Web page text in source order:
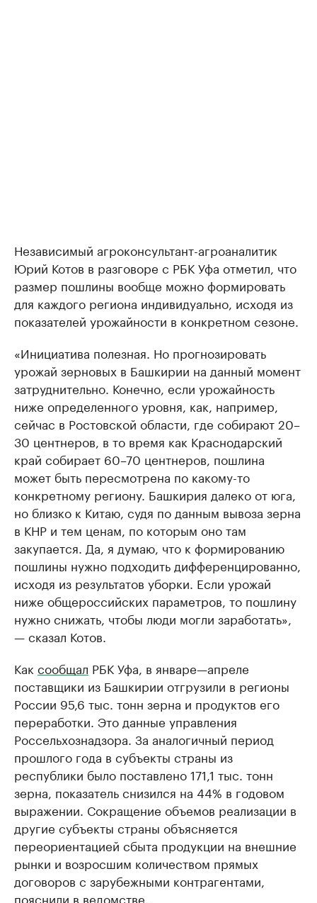
Независимый агроконсультант-агроаналитик
Юрий Котов в разговоре с РБК Уфа отметил, что
размер пошлины вообще можно формировать
для каждого региона индивидуально, исходя из
показателей урожайности в конкретном сезоне.
«Инициатива полезная. Но прогнозировать
урожай зерновых в Башкирии на данный момент
затруднительно. Конечно, если урожайность
ниже определенного уровня, как, например,
сейчас в Ростовской области, где собирают 20–
30 центнеров, в то время как Краснодарский
край собирает 60–70 центнеров, пошлина
может быть пересмотрена по какому-то
конкретному региону. Башкирия далеко от юга,
но близко к Китаю, судя по данным вывоза зерна
в КНР и тем ценам, по которым оно там
закупается. Да, я думаю, что к формированию
пошлины нужно подходить дифференцированно,
исходя из результатов уборки. Если урожай
ниже общероссийских параметров, то пошлину
нужно снижать, чтобы люди могли заработать»,
— сказал Котов.
Как сообщал РБК Уфа, в январе—апреле
поставщики из Башкирии отгрузили в регионы
России 95,6 тыс. тонн зерна и продуктов его
переработки. Это данные управления
Россельхознадзора. За аналогичный период
прошлого года в субъекты страны из
республики было поставлено 171,1 тыс. тонн
зерна, показатель снизился на 44% в годовом
выражении. Сокращение объемов реализации в
другие субъекты страны объясняется
переориентацией сбыта продукции на внешние
рынки и возросшим количеством прямых
договоров с зарубежными контрагентами,
пояснили в ведомстве.